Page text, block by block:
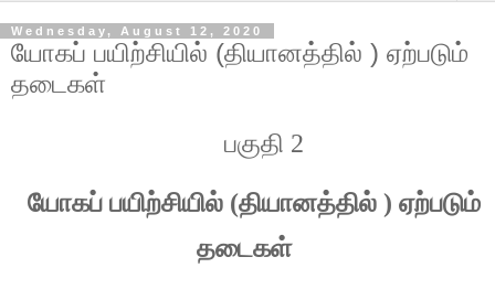
Wednesday, August 12, 2020
யோகப் பயிற்சியில் (தியானத்தில் ) ஏற்படும்
தடைகள்
பகுதி 2
யோகப் பயிற்சியில் (தியானத்தில் ) ஏற்படும்
தடைகள்